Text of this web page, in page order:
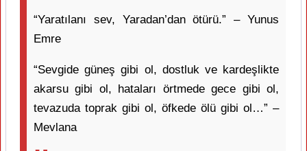
“Yaratılanı sev, Yaradan’dan ötürü.” – Yunus
Emre
“Sevgide güneş gibi ol, dostluk ve kardeşlikte
akarsu gibi ol, hataları örtmede gece gibi ol,
tevazuda toprak gibi ol, öfkede ölü gibi ol…” –
Mevlana